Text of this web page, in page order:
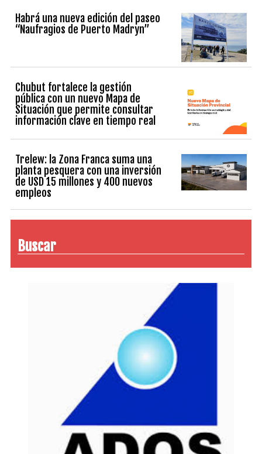
Habrá una nueva edición del paseo
“Naufragios de Puerto Madryn”
Chubut fortalece la gestión
pública con un nuevo Mapa de
Situación que permite consultar
información clave en tiempo real
Trelew: la Zona Franca suma una
planta pesquera con una inversión
de USD 15 millones y 400 nuevos
empleos
Buscar